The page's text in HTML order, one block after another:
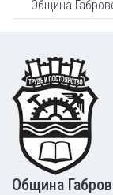
Община
Footer
Община